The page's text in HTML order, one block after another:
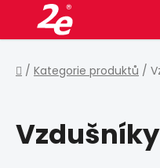
obsah
Domů
/ Kategorie produktů /
Vzdušníky